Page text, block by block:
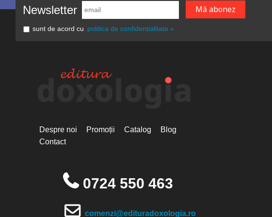
Newsletter
sunt de acord cu politica de confidențialitate »
Despre noi Promoții Catalog
Blog
Contact
0724 550 463
comenzi@edituradoxologia.ro